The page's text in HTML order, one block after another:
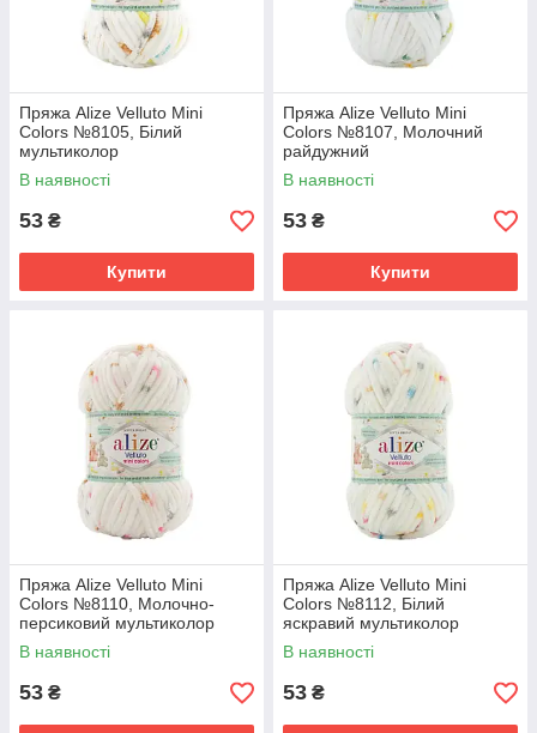
Пряжа Alize Velluto Mini
Colors №8105, Білий
мультиколор
В наявності
53 ₴
Купити
Пряжа Alize Velluto Mini
Colors №8107, Молочний
райдужний
В наявності
53 ₴
Купити
Пряжа Alize Velluto Mini
Colors №8110, Молочно-
персиковий мультиколор
В наявності
53 ₴
Пряжа Alize Velluto Mini
Colors №8112, Білий
яскравий мультиколор
В наявності
53 ₴